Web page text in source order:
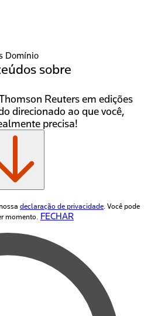
Domínio
sobre
Reuters em edições
direcionado ao que você,
precisa!
declaração de privacidade. Você pode
momento. FECHAR